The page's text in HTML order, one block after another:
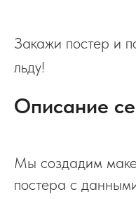
Закажи постер и
льду!
Описание
Мы создадим
постера с